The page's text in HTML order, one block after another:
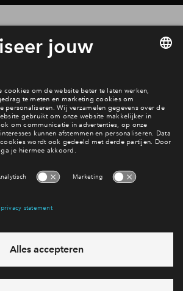
financiële check
Meld je dan snel aan
hoogte van het belangrijkste nieuws en
eventuele projecten
ik wil mij aanmelden
71 22 816
week beschikbaar (behalve tijdens
feestdagen)
van 09:00 - 18:00 uur